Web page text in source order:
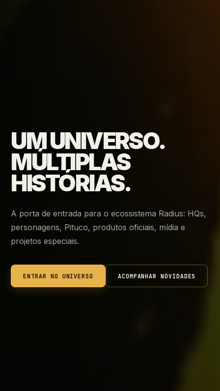
UM UNIVERSO.
MÚLTIPLAS
HISTÓRIAS.
A porta de entrada para o ecossistema Radius: HQs,
personagens, Pituco, produtos oficiais, mídia e
projetos especiais.
ENTRAR NO UNIVERSO ACOMPANHAR NOVIDADES